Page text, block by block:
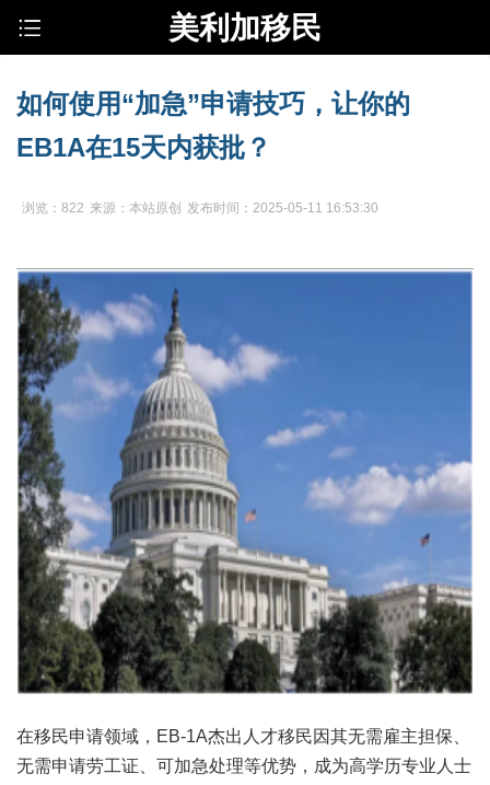
美利加移民
如何使用“加急”申请技巧，让你的
EB1A在15天内获批？
浏览：822 来源：本站原创 发布时间：2025-05-11 16:53:30
在移民申请领域，EB-1A杰出人才移民因其无需雇主担保、
无需申请劳工证、可加急处理等优势，成为高学历专业人士